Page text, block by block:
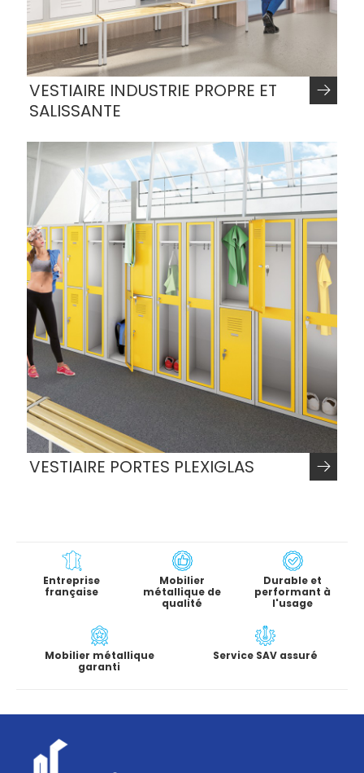
VESTIAIRE INDUSTRIE PROPRE ET
SALISSANTE
VESTIAIRE PORTES PLEXIGLAS
Entreprise
française
Mobilier
métallique de
qualité
Durable et
performant à
l'usage
Mobilier métallique
garanti
Service SAV assuré